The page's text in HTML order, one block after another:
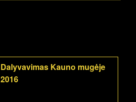
Dalyvavimas Kauno mugėje
2016